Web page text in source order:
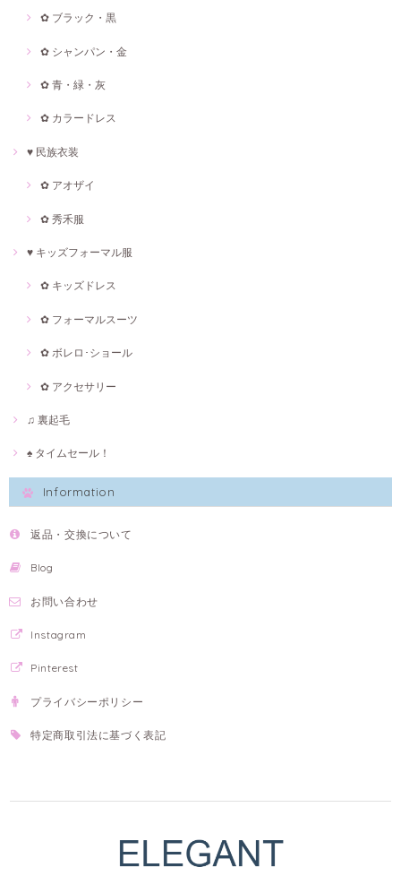
✿ ブラック・黒
✿ シャンパン・金
✿ 青・緑・灰
✿ カラードレス
♥ 民族衣装
✿ アオザイ
✿ 秀禾服
♥ キッズフォーマル服
✿ キッズドレス
✿ フォーマルスーツ
✿ ボレロ･ショール
✿ アクセサリー
♫ 裏起毛
♠ タイムセール！
Information
返品・交換について
Blog
お問い合わせ
Instagram
Pinterest
プライバシーポリシー
特定商取引法に基づく表記